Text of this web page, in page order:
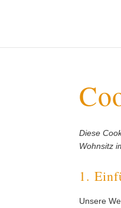
Diese
Wohnsitz
1.
Unsere